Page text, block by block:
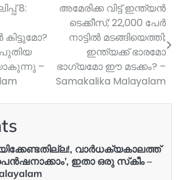
8:
പുതിയ
–
അമേരിക്ക വിട്ട് ഇന്ത്യന്‍
ടെക്കീസ്; 22,000 പേര്‍
നാട്ടില്‍ മടങ്ങിയെത്തി;
ഇന്ത്യക്ക് ഭാരമോ
ഭാഗ്യമോ ഈ മടക്കം? –
Samakalika Malayalam
വാർധക്യകാലത്ത്
ഇതാ ഒരു സ്‌കീം –